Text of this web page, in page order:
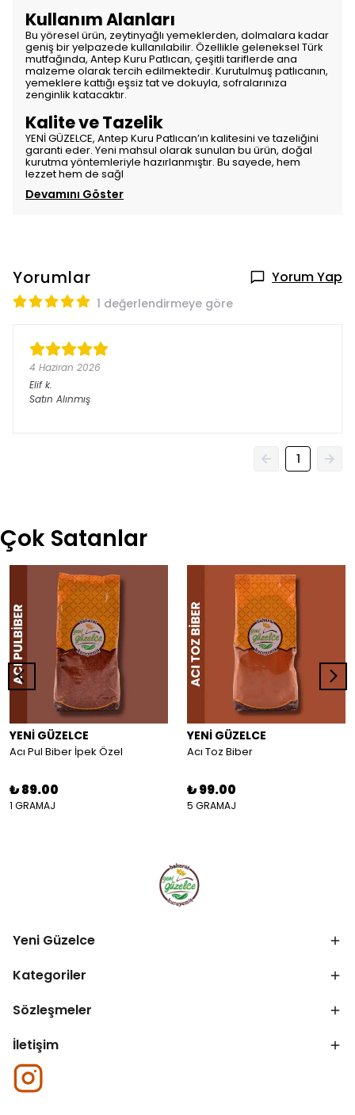
Kullanım Alanları
Bu yöresel ürün, zeytinyağlı yemeklerden, dolmalara kadar
geniş bir yelpazede kullanılabilir. Özellikle geleneksel Türk
mutfağında, Antep Kuru Patlıcan, çeşitli tariflerde ana
malzeme olarak tercih edilmektedir. Kurutulmuş patlıcanın,
yemeklere kattığı eşsiz tat ve dokuyla, sofralarınıza
zenginlik katacaktır.
Kalite ve Tazelik
YENİ GÜZELCE, Antep Kuru Patlıcan’ın kalitesini ve tazeliğini
garanti eder. Yeni mahsul olarak sunulan bu ürün, doğal
kurutma yöntemleriyle hazırlanmıştır. Bu sayede, hem
lezzet hem de sağl
Devamını Göster
Yorumlar Yorum Yap
1 değerlendirmeye göre
4 Haziran 2026
Elif k.
Satın Alınmış
1
Çok Satanlar
YENİ GÜZELCE
Acı Pul Biber İpek Özel
₺ 89.00
1 GRAMAJ
YENİ GÜZELCE
Acı Toz Biber
₺ 99.00
5 GRAMAJ
Yeni Güzelce
Kategoriler
Sözleşmeler
İletişim